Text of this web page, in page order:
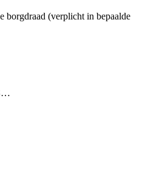
borgdraad (verplicht in bepaalde